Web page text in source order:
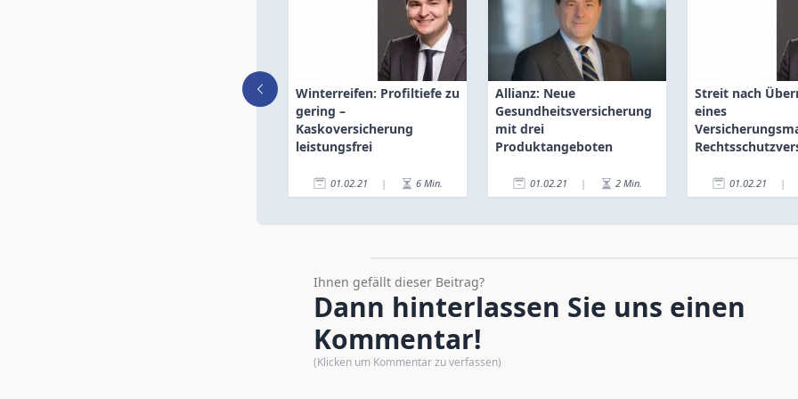
Winterreifen: Profiltiefe zu
gering –
Kaskoversicherung
leistungsfrei
01.02.21 | 6 Min.
Allianz: Neue
Gesundheitsversicherung
mit drei
Produktangeboten
01.02.21 | 2 Min.
Streit nach
eines
01.02.21 |
Ihnen gefällt dieser Beitrag?
Dann hinterlassen Sie uns einen
Kommentar!
(Klicken um Kommentar zu verfassen)